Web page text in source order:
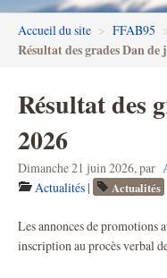
Accueil du site > FFAB95
Résultat des grades Dan de
Résultat des
2026
Dimanche 21 juin 2026,par
Actualités | Actualités
Les annonces de promotions
inscription au procès verbal